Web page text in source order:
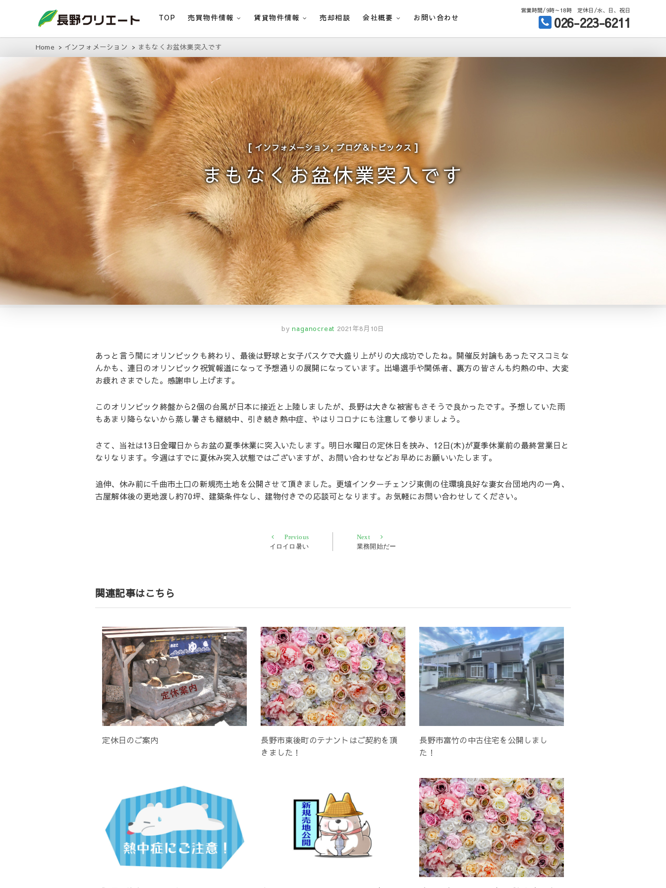
長野クリエート
TOP 売買物件情報 賃貸物件情報 売却相談 会社概要 お問い合わせ
営業時間/9時～18時 定休日/水、日、祝日
026-223-6211
Home インフォメーション まもなくお盆休業突入です
インフォメーション,ブログ＆トピックス
まもなくお盆休業突入です
by naganocreat 2021年8月10日
あっと言う間にオリンピックも終わり、最後は野球と女子バスケで大盛り上がりの大成功でしたね。開催反対論もあったマスコミな
んかも、連日のオリンピック祝賀報道になって予想通りの展開になっています。出場選手や関係者、裏方の皆さんも灼熱の中、大変
お疲れさまでした。感謝申し上げます。
このオリンピック終盤から2個の台風が日本に接近と上陸しましたが、長野は大きな被害もさそうで良かったです。予想していた雨
もあまり降らないから蒸し暑さも継続中、引き続き熱中症、やはりコロナにも注意して参りましょう。
さて、当社は13日金曜日からお盆の夏季休業に突入いたします。明日水曜日の定休日を挟み、12日(木)が夏季休業前の最終営業日と
なりなります。今週はすでに夏休み突入状態ではございますが、お問い合わせなどお早めにお願いいたします。
追伸、休み前に千曲市土口の新規売土地を公開させて頂きました。更埴インターチェンジ東側の住環境良好な妻女台団地内の一角、
古屋解体後の更地渡し約70坪、建築条件なし、建物付きでの応談可となります。お気軽にお問い合わせしてください。
ゲ
ー
シ
ョ
ン
PreviousPrevious
post:
イロイロ暑い
Next
post:
業務開始だー
関連記事はこちら
定休日のご案内
長野市東後町のテナントはご契約を頂
きました！
長野市富竹の中古住宅を公開しまし
た！